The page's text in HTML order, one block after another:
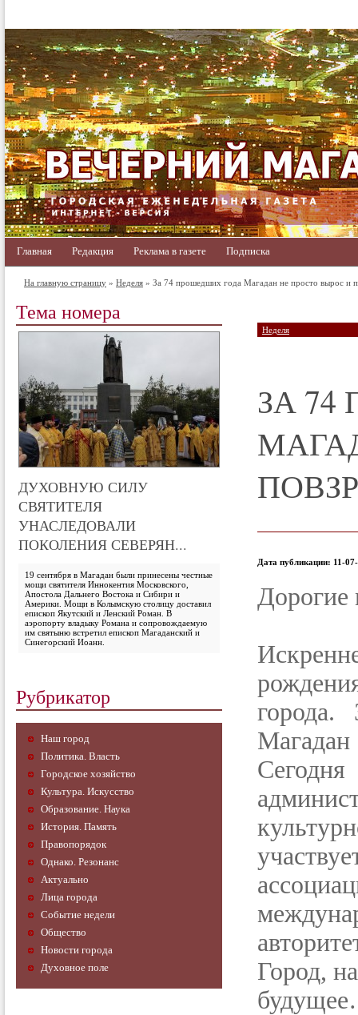
Главная Редакция Реклама в газете Подписка
На главную страницу » Неделя » За 74 прошедших года Магадан не просто вырос и
Тема номера
ДУХОВНУЮ СИЛУ
СВЯТИТЕЛЯ
УНАСЛЕДОВАЛИ
ПОКОЛЕНИЯ СЕВЕРЯН...
19 сентября в Магадан были принесены честные
мощи святителя Иннокентия Московского,
Апостола Дальнего Востока и Сибири и
Америки. Мощи в Колымскую столицу доставил
епископ Якутский и Ленский Роман. В
аэропорту владыку Романа и сопровождаемую
им святыню встретил епископ Магаданский и
Синегорский Иоанн.
Рубрикатор
Наш город
Политика. Власть
Городское хозяйство
Культура. Искусство
Образование. Наука
История. Память
Правопорядок
Однако. Резонанс
Актуально
Лица города
Событие недели
Общество
Новости города
Духовное поле
Неделя
ЗА
Дата публикации: 11-
Дорогие
Город,